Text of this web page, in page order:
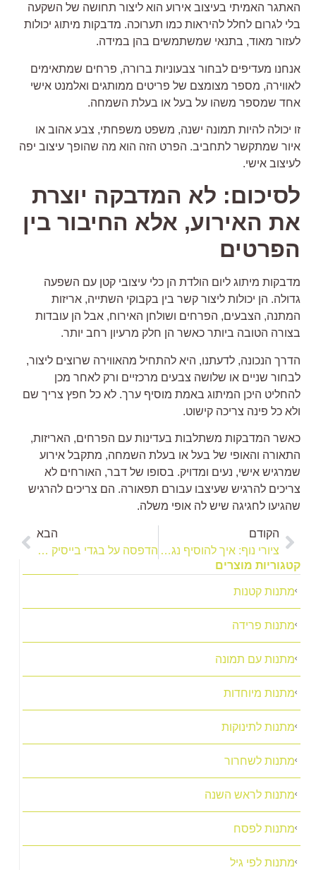
קטגוריות מוצרים
מתנות קטנות
מתנות פרידה
מתנות עם תמונה
מתנות מיוחדות
מתנות לתינוקות
מתנות לשחרור
מתנות לראש השנה
מתנות לפסח
מתנות לפי גיל
האתגר האמיתי בעיצוב אירוע הוא ליצור תחושה של השקעה
בלי לגרום לחלל להיראות כמו תערוכה. מדבקות מיתוג יכולות
לעזור מאוד, בתנאי שמשתמשים בהן במידה.
אנחנו מעדיפים לבחור צבעוניות ברורה, פרחים שמתאימים
לאווירה, מספר מצומצם של פריטים ממותגים ואלמנט אישי
אחד שמספר משהו על בעל או בעלת השמחה.
זו יכולה להיות תמונה ישנה, משפט משפחתי, צבע אהוב או
איור שמתקשר לתחביב. הפרט הזה הוא מה שהופך עיצוב יפה
לעיצוב אישי.
לסיכום: לא המדבקה יוצרת
את האירוע, אלא החיבור בין
הפרטים
מדבקות מיתוג ליום הולדת הן כלי עיצובי קטן עם השפעה
גדולה. הן יכולות ליצור קשר בין בקבוקי השתייה, אריזות
המתנה, הצבעים, הפרחים ושולחן האירוח, אבל הן עובדות
בצורה הטובה ביותר כאשר הן חלק מרעיון רחב יותר.
הדרך הנכונה, לדעתנו, היא להתחיל מהאווירה שרוצים ליצור,
לבחור שניים או שלושה צבעים מרכזיים ורק לאחר מכן
להחליט היכן המיתוג באמת מוסיף ערך. לא כל חפץ צריך שם
ולא כל פינה צריכה קישוט.
כאשר המדבקות משתלבות בעדינות עם הפרחים, האריזות,
התאורה והאופי של בעל או בעלת השמחה, מתקבל אירוע
שמרגיש אישי, נעים ומדויק. בסופו של דבר, האורחים לא
צריכים להרגיש שעיצבו עבורם תפאורה. הם צריכים להרגיש
שהגיעו לחגיגה שיש לה אופי משלה.
הקודם
ציורי נוף: איך להוסיף נגיעה של טבע לקירות הבית – ולמה כדאי?
הבא
הדפסה על בגדי בייסיק – למה דווקא הפריטים הפשוטים יוצרים את התוצאה המרשימה ביותר?